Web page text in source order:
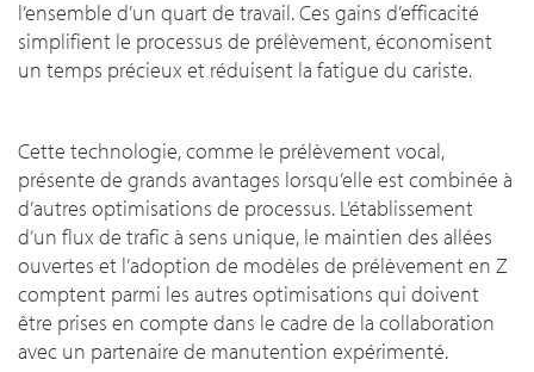
l’ensemble d’un quart de travail. Ces gains d’efficacité
simplifient le processus de prélèvement, économisent
un temps précieux et réduisent la fatigue du cariste.
Cette technologie, comme le prélèvement vocal,
présente de grands avantages lorsqu’elle est combinée à
d’autres optimisations de processus. L’établissement
d’un flux de trafic à sens unique, le maintien des allées
ouvertes et l’adoption de modèles de prélèvement en Z
comptent parmi les autres optimisations qui doivent
être prises en compte dans le cadre de la collaboration
avec un partenaire de manutention expérimenté.